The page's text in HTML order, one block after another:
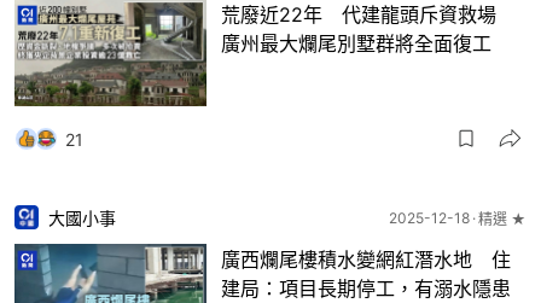
荒廢近22年 代建龍頭斥資救場
廣州最大爛尾別墅群將全面復工
21
大國小事 2025-12-18 精選 ★
廣西爛尾樓積水變網紅潛水地 住
建局：項目長期停工，有溺水隱患